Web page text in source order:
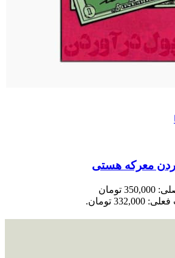
معرکه هستی
قیمت اصلی: 350,000 تومان
تومان.